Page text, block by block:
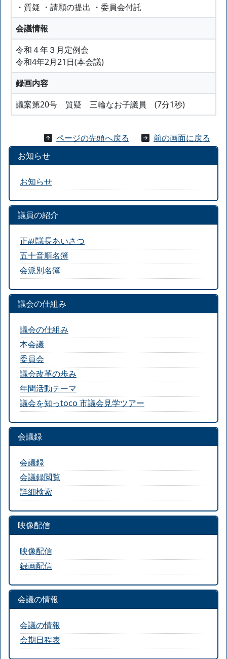
・質疑 ・請願の提出 ・委員会付託
会議情報
令和４年３月定例会
令和4年2月21日(本会議)
録画内容
議案第20号 質疑 三輪なお子議員 (7分1秒)
ページの先頭へ戻る
前の画面に戻る
お知らせ
お知らせ
議員の紹介
正副議長あいさつ
五十音順名簿
会派別名簿
議会の仕組み
議会の仕組み
本会議
委員会
議会改革の歩み
年間活動テーマ
議会を知っtoco 市議会見学ツアー
会議録
会議録
会議録閲覧
詳細検索
映像配信
映像配信
録画配信
会議の情報
会議の情報
会期日程表